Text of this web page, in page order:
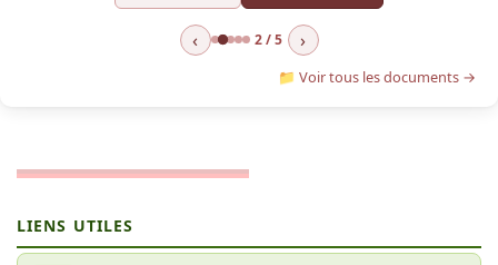
‹ 2 / 5 ›
📁 Voir tous les documents →
LIENS UTILES